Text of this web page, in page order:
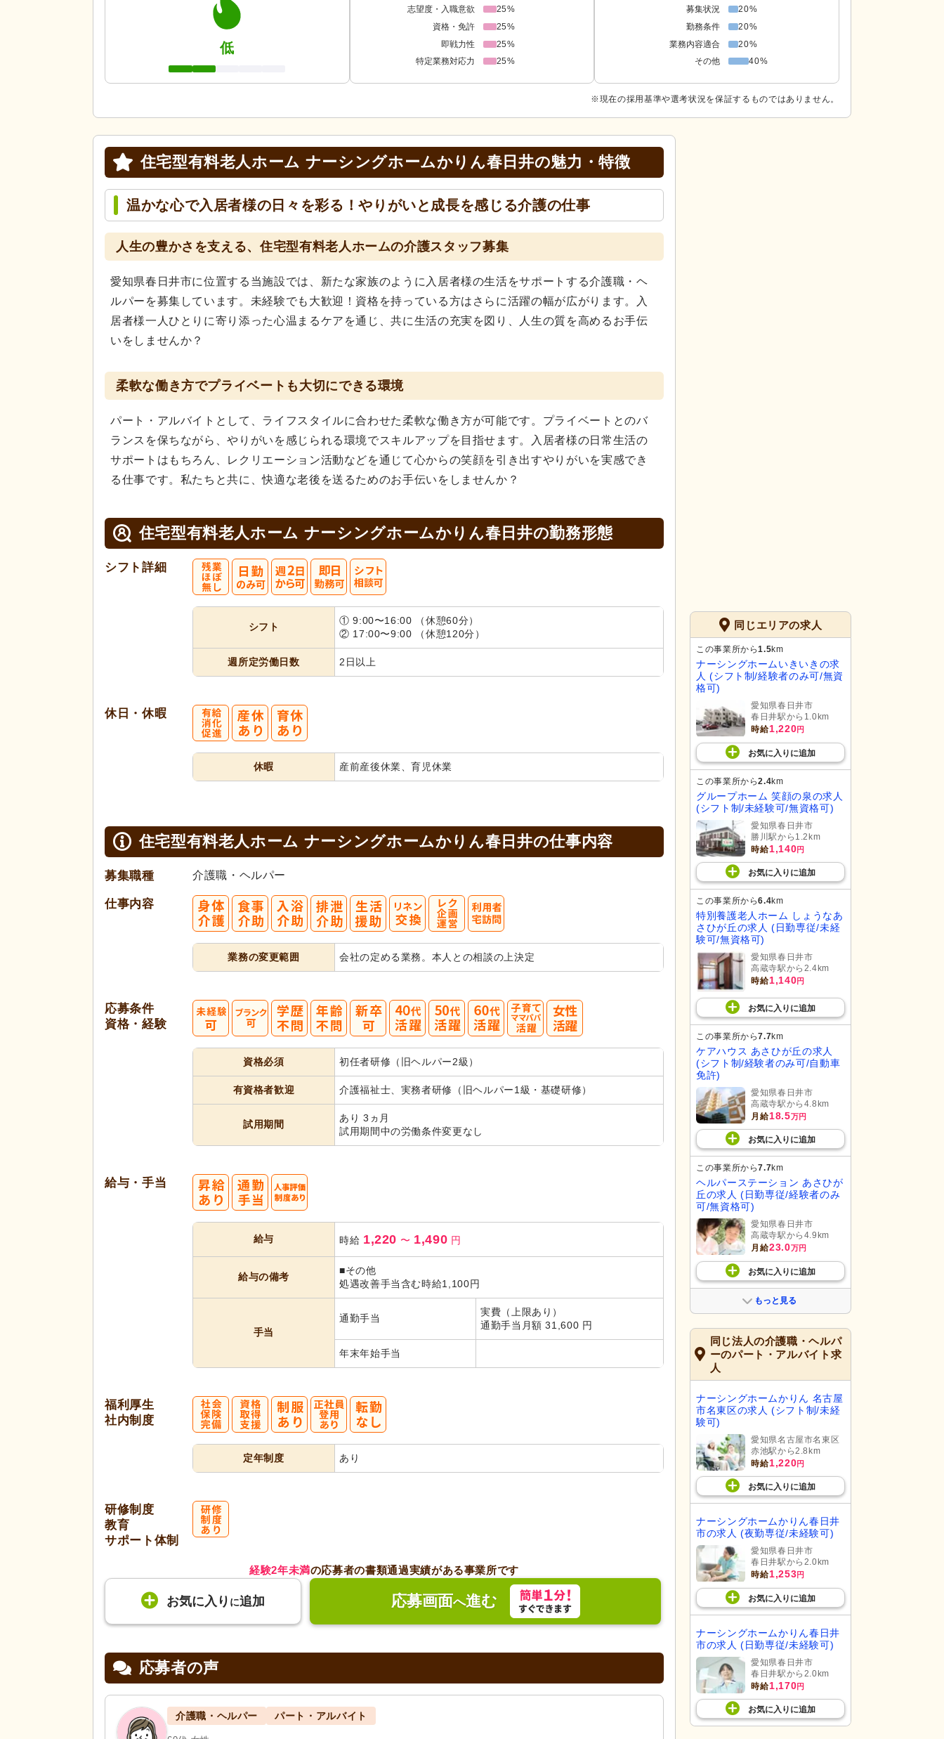
低
志望度・入職意欲
25%
資格・免許
25%
即戦力性
25%
特定業務対応力
25%
募集状況
20%
勤務条件
20%
業務内容適合
20%
その他
40%
※現在の採用基準や選考状況を保証するものではありません。
住宅型有料老人ホーム ナーシングホームかりん春日井の魅力・特徴
温かな心で入居者様の日々を彩る！やりがいと成長を感じる介護の仕事
人生の豊かさを支える、住宅型有料老人ホームの介護スタッフ募集
愛知県春日井市に位置する当施設では、新たな家族のように入居者様の生活をサポートする介護職・ヘ
ルパーを募集しています。未経験でも大歓迎！資格を持っている方はさらに活躍の幅が広がります。入
居者様一人ひとりに寄り添った心温まるケアを通じ、共に生活の充実を図り、人生の質を高めるお手伝
いをしませんか？
柔軟な働き方でプライベートも大切にできる環境
パート・アルバイトとして、ライフスタイルに合わせた柔軟な働き方が可能です。プライベートとのバ
ランスを保ちながら、やりがいを感じられる環境でスキルアップを目指せます。入居者様の日常生活の
サポートはもちろん、レクリエーション活動などを通じて心からの笑顔を引き出すやりがいを実感でき
る仕事です。私たちと共に、快適な老後を送るためのお手伝いをしませんか？
住宅型有料老人ホーム ナーシングホームかりん春日井の勤務形態
シフト詳細
シフト
① 9:00〜16:00 （休憩60分）
② 17:00〜9:00 （休憩120分）
週所定労働日数 2日以上
休日・休暇
休暇 産前産後休業、育児休業
住宅型有料老人ホーム ナーシングホームかりん春日井の仕事内容
募集職種 介護職・ヘルパー
仕事内容
業務の変更範囲 会社の定める業務。本人との相談の上決定
応募条件
資格・経験
資格必須 初任者研修（旧ヘルパー2級）
有資格者歓迎 介護福祉士、実務者研修（旧ヘルパー1級・基礎研修）
試用期間
あり 3ヵ月
試用期間中の労働条件変更なし
給与・手当
給与 時給 1,220 〜 1,490 円
給与の備考
■その他
処遇改善手当含む時給1,100円
手当
通勤手当
実費（上限あり）
通勤手当月額 31,600 円
年末年始手当
福利厚生
社内制度
定年制度 あり
研修制度
教育
サポート体制
経験2年未満の応募者の書類通過実績がある事業所です
お気に入り に追加 応募画面へ進む
応募者の声
介護職・ヘルパー パート・アルバイト
同じエリアの求人
この事業所から1.5km
ナーシングホームいきいきの求
人 (シフト制/経験者のみ可/無資
格可)
愛知県春日井市
春日井駅から1.0km
時給1,220円
お気に入り に追加
この事業所から2.4km
グループホーム 笑顔の泉の求人
(シフト制/未経験可/無資格可)
愛知県春日井市
勝川駅から1.2km
時給1,140円
お気に入り に追加
この事業所から6.4km
特別養護老人ホーム しょうなあ
さひが丘の求人 (日勤専従/未経
験可/無資格可)
愛知県春日井市
高蔵寺駅から2.4km
時給1,140円
お気に入り に追加
この事業所から7.7km
ケアハウス あさひが丘の求人
(シフト制/経験者のみ可/自動車
免許)
愛知県春日井市
高蔵寺駅から4.8km
月給18.5万円
お気に入り に追加
この事業所から7.7km
ヘルパーステーション あさひが
丘の求人 (日勤専従/経験者のみ
可/無資格可)
愛知県春日井市
高蔵寺駅から4.9km
月給23.0万円
お気に入り に追加
もっと見る
同じ法人の介護職・ヘルパ
ーのパート・アルバイト求
人
ナーシングホームかりん 名古屋
市名東区の求人 (シフト制/未経
験可)
愛知県名古屋市名東区
赤池駅から2.8km
時給1,220円
お気に入り に追加
ナーシングホームかりん春日井
市の求人 (夜勤専従/未経験可)
愛知県春日井市
春日井駅から2.0km
時給1,253円
お気に入り に追加
ナーシングホームかりん春日井
市の求人 (日勤専従/未経験可)
愛知県春日井市
春日井駅から2.0km
時給1,170円
お気に入り に追加